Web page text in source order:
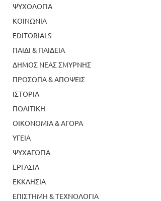
ΨΥΧΟΛΟΓΙΑ
ΚΟΙΝΩΝΙΑ
EDITORIALS
ΠΑΙΔΙ & ΠΑΙΔΕΙΑ
ΔΗΜΟΣ ΝΕΑΣ ΣΜΥΡΝΗΣ
ΠΡΟΣΩΠΑ & ΑΠΟΨΕΙΣ
ΙΣΤΟΡΙΑ
ΠΟΛΙΤΙΚΗ
ΟΙΚΟΝΟΜΙΑ & ΑΓΟΡΑ
ΥΓΕΙΑ
ΨΥΧΑΓΩΓΙΑ
ΕΡΓΑΣΙΑ
ΕΚΚΛΗΣΙΑ
ΕΠΙΣΤΗΜΗ & ΤΕΧΝΟΛΟΓΙΑ